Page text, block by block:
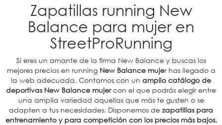
Zapatillas running New
Balance para mujer en
StreetProRunning
Si eres un amante de la firma New Balance y buscas los
mejores precios en runningNew Balance mujer has llegado a
la web adecuada. Contamos con un amplio catálogo de
deportivas New Balance mujercon el que podrás elegir entre
una amplia variedad aquellas que más te gusten o se
adapten a tus necesidades. Disponemos de zapatillas para
entrenamiento y para competición con los precios más bajos.